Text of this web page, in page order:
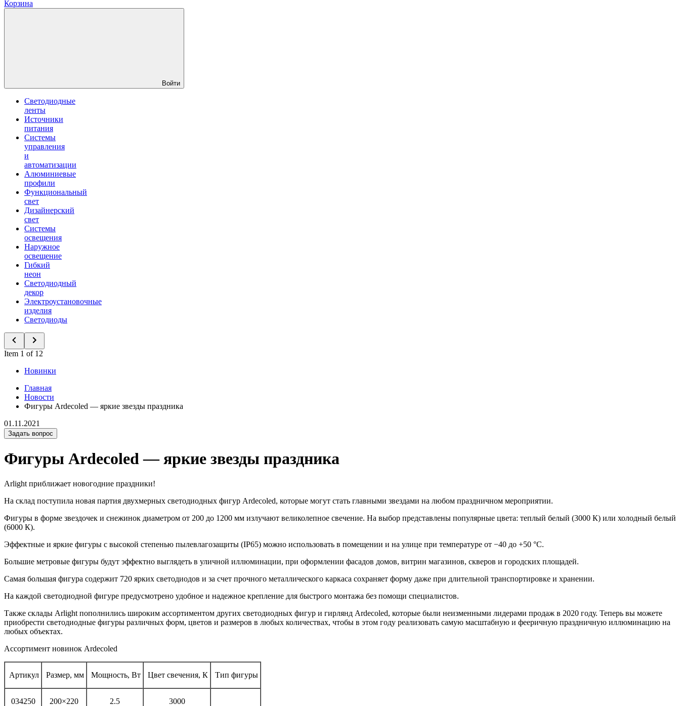
Корзина
Войти
Светодиодные
ленты
Источники
питания
Системы
управления
и
автоматизации
Алюминиевые
профили
Функциональный
свет
Дизайнерский
свет
Системы
освещения
Наружное
освещение
Гибкий
неон
Светодиодный
декор
Электроустановочные
изделия
Светодиоды
Item 1 of 12
Новинки
Главная
Новости
Фигуры Ardecoled — яркие звезды праздника
01.11.2021
Задать вопрос
Фигуры Ardecoled — яркие звезды праздника
Arlight приближает новогодние праздники!
На склад поступила новая партия двухмерных светодиодных фигур Ardecoled, которые могут стать главными звездами на любом праздничном мероприятии.
Фигуры в форме звездочек и снежинок диаметром от 200 до 1200 мм излучают великолепное свечение. На выбор представлены популярные цвета: теплый белый (3000 К) или холодный белый
(6000 К).
Эффектные и яркие фигуры с высокой степенью пылевлагозащиты (IP65) можно использовать в помещении и на улице при температуре от −40 до +50 °С.
Большие метровые фигуры будут эффектно выглядеть в уличной иллюминации, при оформлении фасадов домов, витрин магазинов, скверов и городских площадей.
Самая большая фигура содержит 720 ярких светодиодов и за счет прочного металлического каркаса сохраняет форму даже при длительной транспортировке и хранении.
На каждой светодиодной фигуре предусмотрено удобное и надежное крепление для быстрого монтажа без помощи специалистов.
Также склады Arlight пополнились широким ассортиментом других светодиодных фигур и гирлянд Ardecoled, которые были неизменными лидерами продаж в 2020 году. Теперь вы можете
приобрести светодиодные фигуры различных форм, цветов и размеров в любых количествах, чтобы в этом году реализовать самую масштабную и фееричную праздничную иллюминацию на
любых объектах.
Ассортимент новинок Ardecoled
Артикул Размер, мм Мощность, Вт Цвет свечения, К Тип фигуры
034250 200×220 2.5 3000